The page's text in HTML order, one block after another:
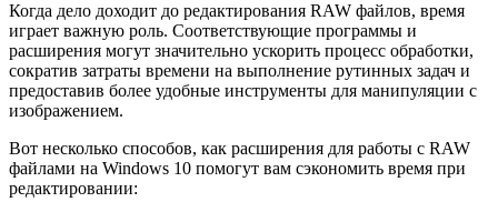
Когда дело доходит до редактирования RAW файлов, время
играет важную роль. Соответствующие программы и
расширения могут значительно ускорить процесс обработки,
сократив затраты времени на выполнение рутинных задач и
предоставив более удобные инструменты для манипуляции с
изображением.
Вот несколько способов, как расширения для работы с RAW
файлами на Windows 10 помогут вам сэкономить время при
редактировании: